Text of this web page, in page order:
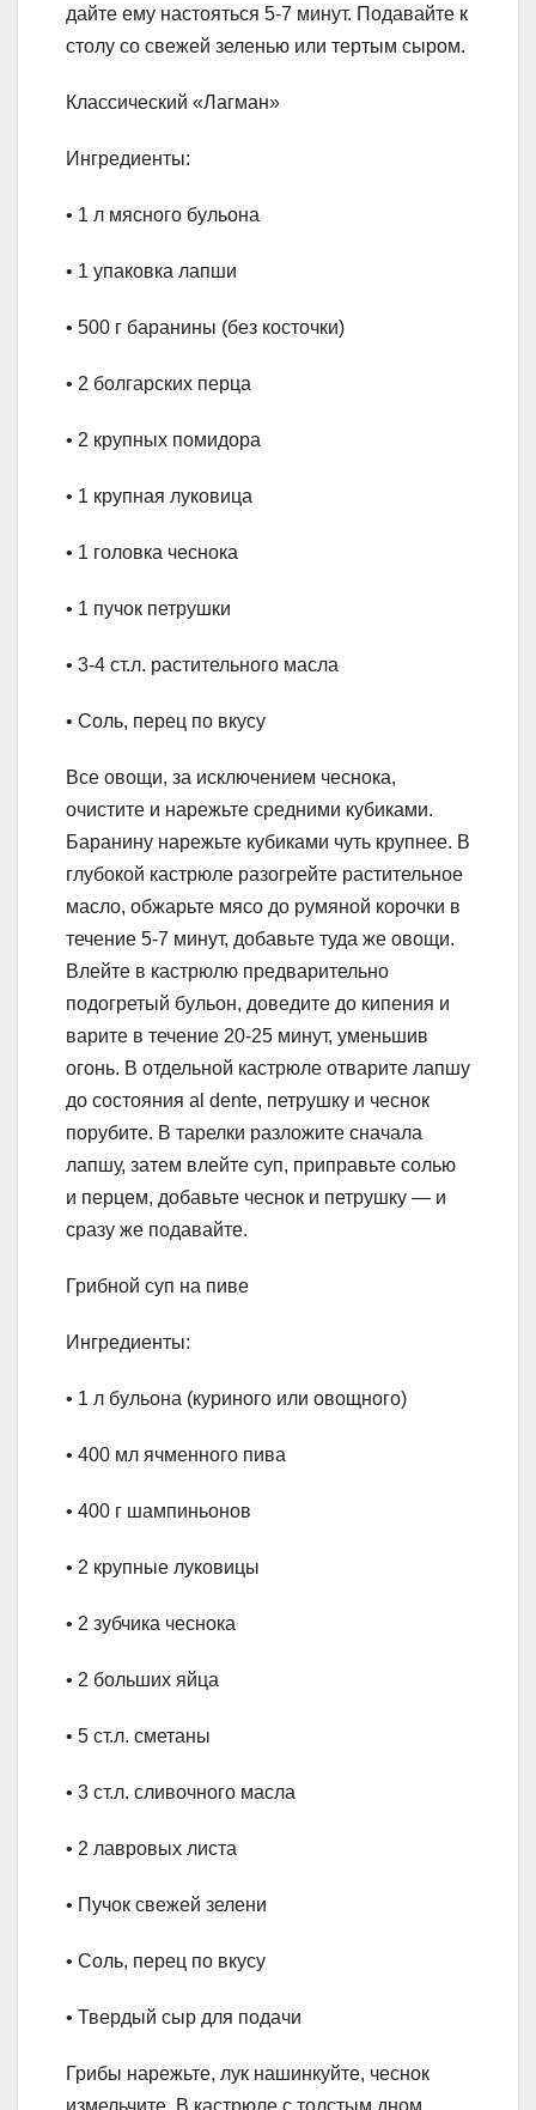
дайте ему настояться 5-7 минут. Подавайте к
столу со свежей зеленью или тертым сыром.
Классический «Лагман»
Ингредиенты:
• 1 л мясного бульона
• 1 упаковка лапши
• 500 г баранины (без косточки)
• 2 болгарских перца
• 2 крупных помидора
• 1 крупная луковица
• 1 головка чеснока
• 1 пучок петрушки
• 3-4 ст.л. растительного масла
• Соль, перец по вкусу
Все овощи, за исключением чеснока,
очистите и нарежьте средними кубиками.
Баранину нарежьте кубиками чуть крупнее. В
глубокой кастрюле разогрейте растительное
масло, обжарьте мясо до румяной корочки в
течение 5-7 минут, добавьте туда же овощи.
Влейте в кастрюлю предварительно
подогретый бульон, доведите до кипения и
варите в течение 20-25 минут, уменьшив
огонь. В отдельной кастрюле отварите лапшу
до состояния al dente, петрушку и чеснок
порубите. В тарелки разложите сначала
лапшу, затем влейте суп, приправьте солью
и перцем, добавьте чеснок и петрушку — и
сразу же подавайте.
Грибной суп на пиве
Ингредиенты:
• 1 л бульона (куриного или овощного)
• 400 мл ячменного пива
• 400 г шампиньонов
• 2 крупные луковицы
• 2 зубчика чеснока
• 2 больших яйца
• 5 ст.л. сметаны
• 3 ст.л. сливочного масла
• 2 лавровых листа
• Пучок свежей зелени
• Соль, перец по вкусу
• Твердый сыр для подачи
Грибы нарежьте, лук нашинкуйте, чеснок
измельчите. В кастрюле с толстым дном